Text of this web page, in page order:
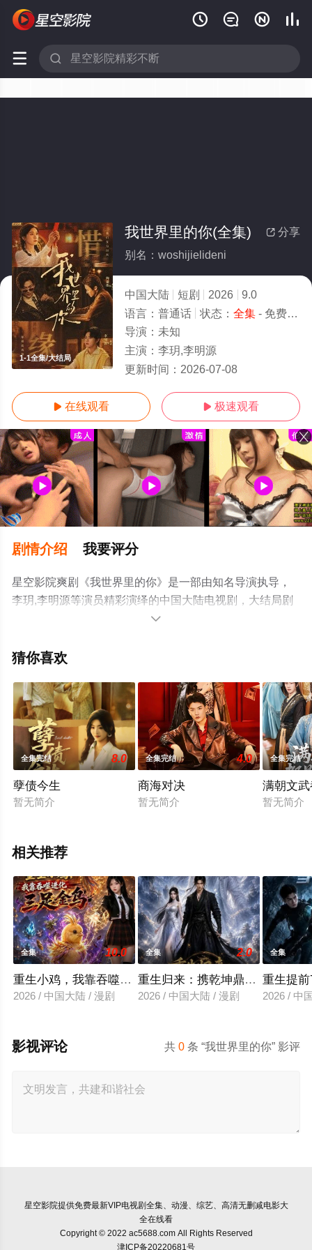
   
 
1-1全集/大结局
 分享
我世界里的你(全集)
别名：woshijielideni
中国大陆 短剧 2026
9.0
语言： 普通话 状态： 全集- 免费在线观看
导演： 未知
主演： 李玥,李明源
更新时间： 2026-07-08
 在线观看  极速观看
剧情介绍 我要评分
星空影院爽剧《我世界里的你》是一部由知名导演执导，
李玥,李明源等演员精彩演绎的中国大陆电视剧，大结局剧
情已揭晓（1-1全集），手机免费观看高清未删减完整版电
视剧、电视猫或剧情网等平台了解。

猜你喜欢
全集完结 8.0
孽债今生
暂无简介
全集完结 4.0
商海对决
暂无简介
全集完结
满朝文
暂无简介
相关推荐
全集 10.0
重生小鸡，我靠吞噬进化三足金乌
2026 / 中国大陆 / 漫剧
全集 2.0
重生归来：携乾坤鼎逆袭成尊
2026 / 中国大陆 / 漫剧
全集
重生提
2026 / 中
共0 条 “我世界里的你” 影评
影视评论
星空影院提供免费最新VIP电视剧全集、动漫、综艺、高清无删减电影大
全在线看
Copyright © 2022 ac5688.com All Rights Reserved
津ICP备20220681号